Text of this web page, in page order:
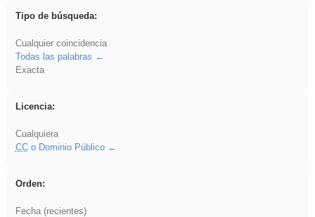
Tipo de búsqueda:
Cualquier coincidencia
Todas las palabras
Exacta
Licencia:
Cualquiera
CCo Dominio Público
Orden:
Fecha (recientes)